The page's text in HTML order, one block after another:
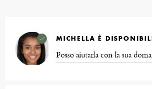
MICHELLA È
Posso aiutarla con la sua